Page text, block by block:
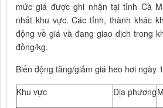
mức giá được ghi nhận tại tỉnh Cà
nhất khu vực. Các tỉnh, thành khác
động về giá và đang giao dịch trong
đồng/kg.
Biến động tăng/giảm giá heo hơi ngày
Khu vực
Địa phương